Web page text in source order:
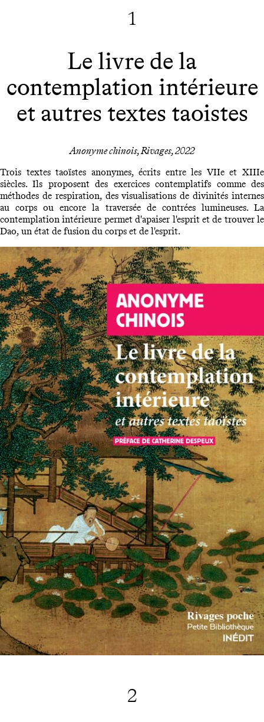
1
Le livre de la
contemplation intérieure
et autres textes taoistes
Anonyme chinois, Rivages, 2022
Trois textes taoïstes anonymes, écrits entre les VIIe et XIIIe
siècles. Ils proposent des exercices contemplatifs comme des
méthodes de respiration, des visualisations de divinités internes
au corps ou encore la traversée de contrées lumineuses. La
contemplation intérieure permet d'apaiser l'esprit et de trouver le
Dao, un état de fusion du corps et de l'esprit.
2